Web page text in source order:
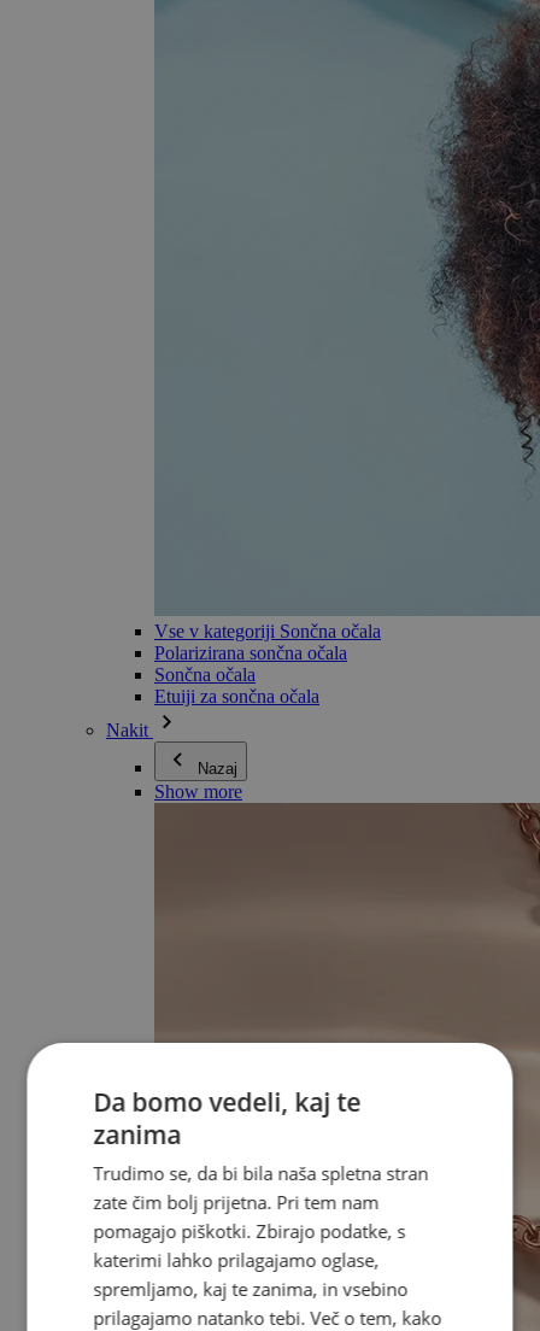
Vse v kategoriji Sončna očala
Polarizirana sončna očala
Sončna očala
Etuiji za sončna očala
Nakit
Nazaj
Show more
Da bomo vedeli, kaj te
zanima
Trudimo se, da bi bila naša spletna stran
zate čim bolj prijetna. Pri tem nam
pomagajo piškotki. Zbirajo podatke, s
katerimi lahko prilagajamo oglase,
spremljamo, kaj te zanima, in vsebino
prilagajamo natanko tebi. Več o tem, kako